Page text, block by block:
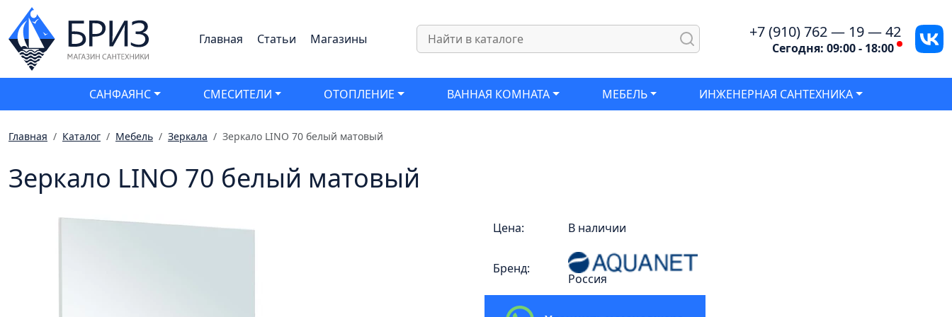
Главная Статьи Магазины +7 (910) 762 — 19 — 42
Сегодня: 09:00 - 18:00
САНФАЯНС СМЕСИТЕЛИ ОТОПЛЕНИЕ ВАННАЯ КОМНАТА МЕБЕЛЬ ИНЖЕНЕРНАЯ САНТЕХНИКА
Главная Каталог Мебель Зеркала Зеркало LINO 70 белый матовый
Зеркало LINO 70 белый матовый
Цена: В наличии
Бренд:
Россия